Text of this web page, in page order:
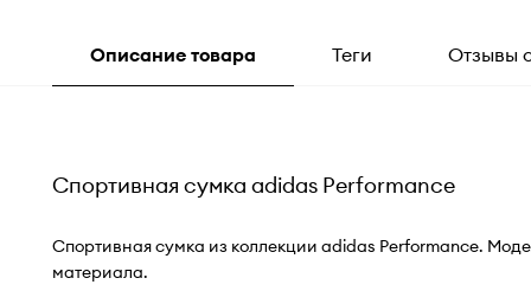
Описание товара Теги Отзывы
Спортивная сумка adidas Performance
Спортивная сумка из коллекции adidas Performance.
материала.